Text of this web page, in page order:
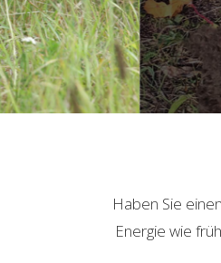
Haben Sie
Energie wie